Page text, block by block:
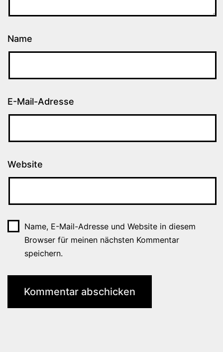
Name
E-Mail-Adresse
Website
Name, E-Mail-Adresse und Website in diesem
Browser für meinen nächsten Kommentar
speichern.